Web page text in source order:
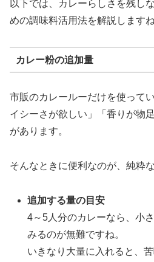
以下では、カレーらしさを残し
めの調味料活用法を解説しますね
カレー粉の追加量
市販のカレールーだけを使って
イシーさが欲しい」「香りが物
があります。
そんなときに便利なのが、純粋
追加する量の目安
4～5人分のカレーなら、小
みるのが無難ですね。
いきなり大量に入れると、